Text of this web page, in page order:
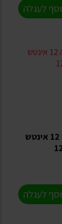
לעגלה
מבצע סאב וופר בזוקה 12 אינטש
לעגלה